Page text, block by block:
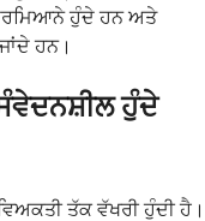
ਹੁੰਦੇ ਹਨ ਅਤੇ
ਹਨ।
ਹੁੰਦੇ
ਤੱਕ ਵੱਖਰੀ ਹੁੰਦੀ ਹੈ।